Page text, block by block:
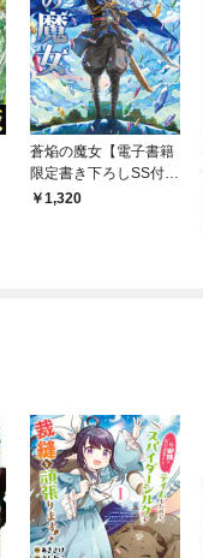
蒼焔の魔女【電子書籍
限定書き下ろしSS付
き】1,320